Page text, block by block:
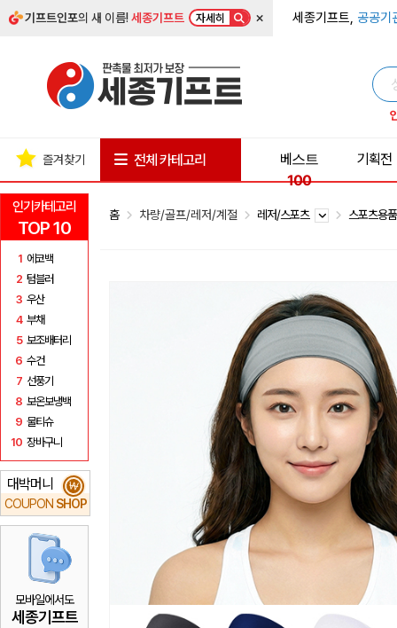
기프트인포의 새 이름!세종기프트 자세히 × 세종기프트, 공공기
인기카테고리
TOP 10
1 에코백
2 텀블러
3 우산
4 부채
5 보조배터리
6 수건
7 선풍기
8 보온보냉백
9 물티슈
10 장바구니
대박머니
COUPON SHOP
₩
모바일에서도
세종기프트
즐겨찾기 전체 카테고리
베스트
100
기획전
홈 차량/골프/레저/계절 레저/스포츠 스포츠용